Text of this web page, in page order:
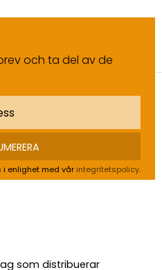
och ta del av de
i enlighet med vår integritetspolicy.
som distribuerar